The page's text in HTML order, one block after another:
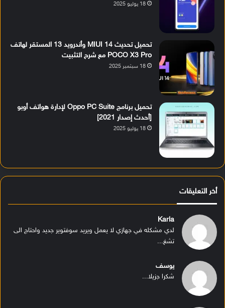
18 يوليو 2025
تحميل تحديث MIUI 14 وأندرويد 13 المستقر لهاتف
POCO X3 Pro مع شرح التثبيت
18 سبتمبر 2025
تحميل برنامج Oppo PC Suite لإدارة هواتف أوبو
[أحدث إصدار 2021]
18 يوليو 2025
أخر التعليقات
Karla
لدي مشكله في جهازي لا يعمل ويريد سوفتوير جديد واحتاج الى
تشغ...
يوسف
شكرا جزيلا...